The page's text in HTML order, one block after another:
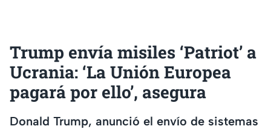
Trump envía misiles ‘Patriot’ a
Ucrania: ‘La Unión Europea
pagará por ello’, asegura
Donald Trump, anunció el envío de sistemas